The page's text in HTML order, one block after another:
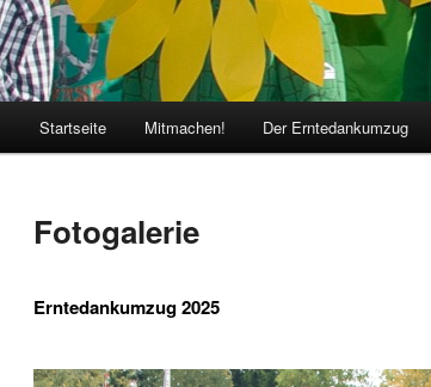
Startseite Mitmachen! Der Erntedankumzug
Fotogalerie
Erntedankumzug 2025